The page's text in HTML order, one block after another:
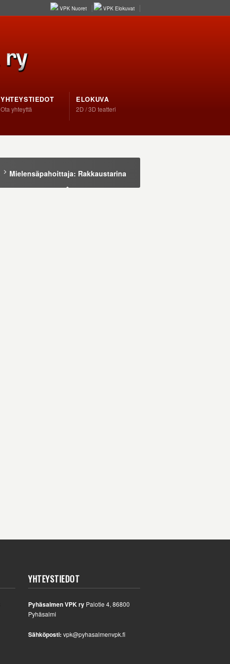
VPK Nuoret VPK Elokuvat
YHTEYSTIEDOT
Ota yhteyttä
ELOKUVA
2D / 3D teatteri
Mielensäpahoittaja: Rakkaustarina
YHTEYSTIEDOT
Pyhäsalmen VPK ry Palotie 4, 86800
Pyhäsalmi
Sähköposti: vpk@pyhasalmenvpk.fi